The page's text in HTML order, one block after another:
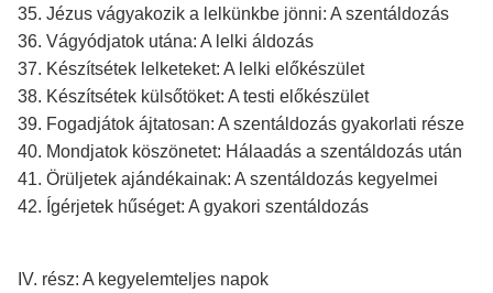
35. Jézus vágyakozik a lelkünkbe jönni: A szentáldozás
36. Vágyódjatok utána: A lelki áldozás
37. Készítsétek lelketeket: A lelki előkészület
38. Készítsétek külsőtöket: A testi előkészület
39. Fogadjátok ájtatosan: A szentáldozás gyakorlati része
40. Mondjatok köszönetet: Hálaadás a szentáldozás után
41. Örüljetek ajándékainak: A szentáldozás kegyelmei
42. Ígérjetek hűséget: A gyakori szentáldozás
IV. rész: A kegyelemteljes napok